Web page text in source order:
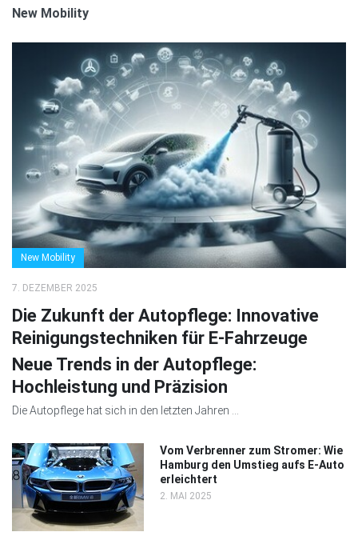
New Mobility
New Mobility
7. DEZEMBER 2025
Die Zukunft der Autopflege: Innovative
Reinigungstechniken für E-Fahrzeuge
Neue Trends in der Autopflege:
Hochleistung und Präzision
Die Autopflege hat sich in den letzten Jahren ...
Vom Verbrenner zum Stromer: Wie
Hamburg den Umstieg aufs E-Auto
erleichtert
2. MAI 2025